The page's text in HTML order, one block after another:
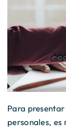
Para
personales,